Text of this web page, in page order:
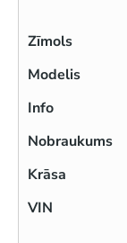
Zīmols
Modelis
Info
Nobraukums
Krāsa
VIN